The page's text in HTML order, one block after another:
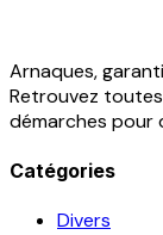
Arnaques,
Retrouvez
démarches pour
Catégories
Divers